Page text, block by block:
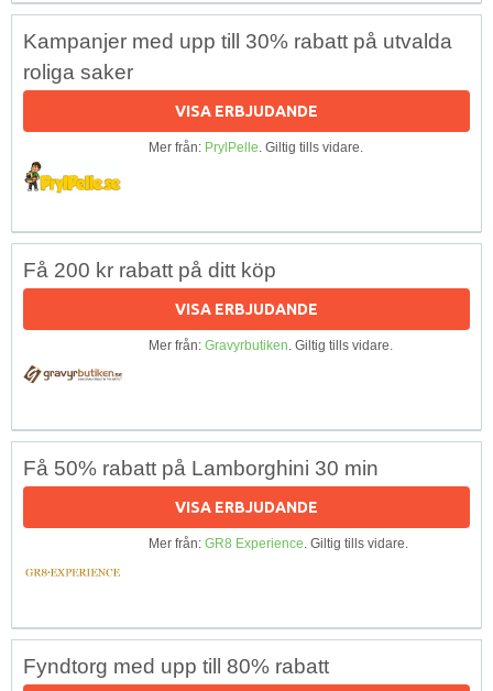
Kampanjer med upp till 30% rabatt på utvalda
roliga saker
VISA ERBJUDANDE
Mer från: PrylPelle. Giltig tills vidare.
Få 200 kr rabatt på ditt köp
VISA ERBJUDANDE
Mer från: Gravyrbutiken. Giltig tills vidare.
Få 50% rabatt på Lamborghini 30 min
VISA ERBJUDANDE
Mer från: GR8 Experience. Giltig tills vidare.
Fyndtorg med upp till 80% rabatt